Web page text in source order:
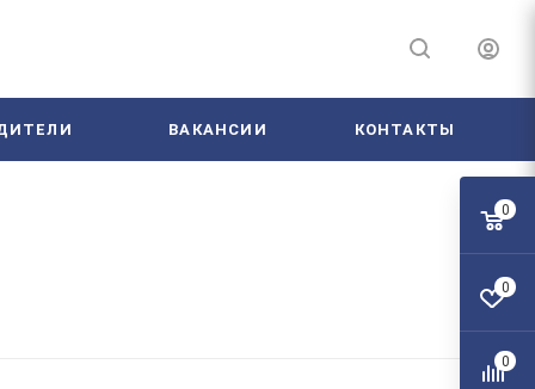
ВАКАНСИИ КОНТАКТЫ
0
0
0